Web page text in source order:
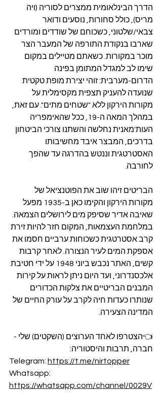
הדרך הבינלאומית ממצרים לסוריה (ויה
מריס), כולל סחורות, נוסעים ודואר
צבאי/שלטוני, כשכוחם של שודדים ומורדים
שארבו בנקודת התורפה של המעבר הצר
מוכר במקורות. כשאתם מטיילים במקום
שימו לב למגדל המתומן בפינה
הדרום-מערבית: זוהי יצירת מופת טקטית
שנועדה להעניק תצפית מקסימלית על
מקורות הירקון ללא "שטחים מתים". עם זאת,
במהלך המאה ה-19, ככל שהאימפריה
העות'מאנית נחלשה והשתנו צורכי הביטחון
בדרכים, המבצר איבד מחשיבותו
האסטרטגית וננטש בהדרגה עד שהפך
לחורבה.
הבריטים זיהו שוב את הפוטנציאל של
מקורות הירקון והקימו כאן ב-1935 מפעל
שאיבה אדיר שסיפק מים לירושלים הצמאה.
במלחמת העצמאות, המקום חזר להיות זירת
קרב אסטרטגית כשכוחות ערביים חסמו את
אספקת המים לעיר הנצורה. לאחר קרבות
קשים, האתר נכבש ביוני 1948 על ידי חטיבת
אלכסנדרוני, ועד היום ניתן לראות על קירות
המבנים הבריטיים את צלקות הכדורים
שנותרו כעדות חיה לקרב על עורק החיים של
המדינה הצעירה.
👈הצטרפו לאחד הערוצים (השקטים) שלי -
חברה, תרבות והיסטוריה:
Telegram: https://t.me/nirtopper
Whatsapp:
https://whatsapp.com/channel/0029V